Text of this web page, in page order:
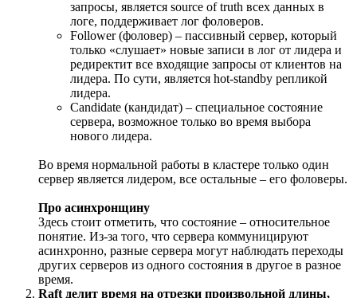
запросы, является source of truth всех данных в
логе, поддерживает лог фоловеров.
Follower (фоловер) – пассивный сервер, который
только «слушает» новые записи в лог от лидера и
редиректит все входящие запросы от клиентов на
лидера. По сути, является hot-standby репликой
лидера.
Candidate (кандидат) – специальное состояние
сервера, возможное только во время выбора
нового лидера.
Во время нормальной работы в кластере только один
сервер является лидером, все остальные – его фоловеры.
Про асинхронщину
Здесь стоит отметить, что состояние – относительное
понятие. Из-за того, что сервера коммуницируют
асинхронно, разные сервера могут наблюдать переходы
других серверов из одного состояния в другое в разное
время.
Raft делит время на отрезки произвольной длины,